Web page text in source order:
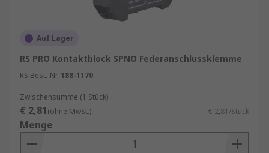
Auf Lager
RS PRO Kontaktblock SPNO Federanschlussklemme
RS Best.-Nr. 188-1170
Zwischensumme (1 Stück)
€ 2,81(ohne MwSt.) € 2,81/Stück
Menge